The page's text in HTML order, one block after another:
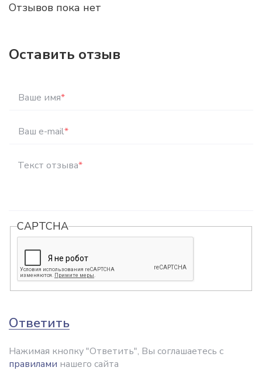
Отзывов пока нет
Оставить отзыв
Ваше имя*
Ваш e-mail*
Текст отзыва*
CAPTCHA
Ответить
Нажимая кнопку "Ответить", Вы соглашаетесь с
правилами нашего сайта